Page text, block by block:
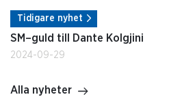
Tidigare nyhet
SM–guld till Dante Kolgjini
2024-09-29
Alla nyheter